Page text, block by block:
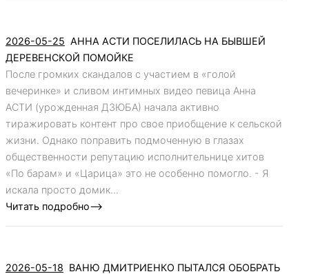
2026-05-25 АННА АСТИ ПОСЕЛИЛАСЬ НА БЫВШЕЙ
ДЕРЕВЕНСКОЙ ПОМОЙКЕ
После громких скандалов с участием в «голой
вечеринке» и сливом интимных видео певица Анна
АСТИ (урожденная ДЗЮБА) начала активно
тиражировать контент про свое приобщение к сельской
жизни. Однако поправить подмоченную в глазах
общественности репутацию исполнительнице хитов
«По барам» и «Царица» это не особенно помогло. - Я
искала просто домик...
Читать подробно-->
2026-05-18 ВАНЮ ДМИТРИЕНКО ПЫТАЛСЯ ОБОБРАТЬ